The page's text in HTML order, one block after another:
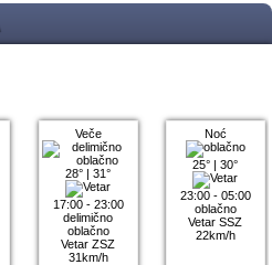
Veče
28° |31°
17:00 - 23:00
delimično
oblačno
Vetar ZSZ
31km/h
Noć
25° |30°
23:00 - 05:00
oblačno
Vetar SSZ
22km/h